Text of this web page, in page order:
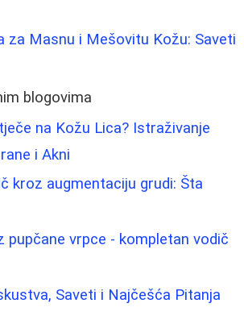
za Masnu i Mešovitu Kožu: Saveti
blogovima
na Kožu Lica? Istraživanje
i Akni
kroz augmentaciju grudi: Šta
pupčane vrpce - kompletan vodič
Saveti i Najčešća Pitanja